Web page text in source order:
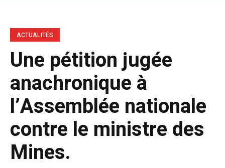
ACTUALITÉS
Une pétition jugée
anachronique à
l’Assemblée nationale
contre le ministre des
Mines.